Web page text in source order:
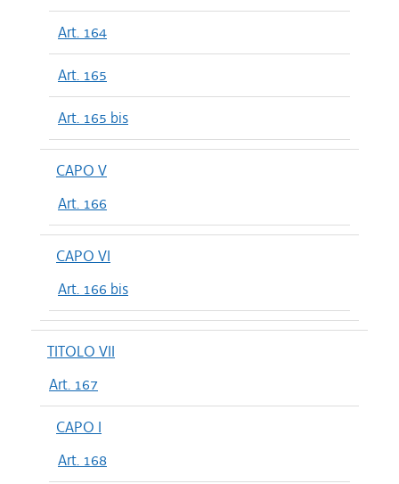
Art. 164
Art. 165
Art. 165 bis
CAPO V
Art. 166
CAPO VI
Art. 166 bis
TITOLO VII
Art. 167
CAPO I
Art. 168